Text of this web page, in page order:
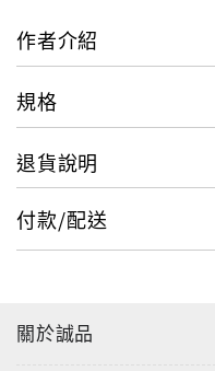
作者介紹
規格
退貨說明
付款/配送
關於誠品